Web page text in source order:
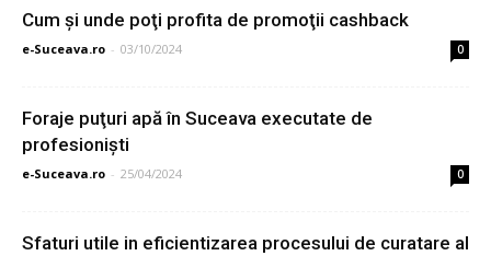
Cum și unde poţi profita de promoţii cashback
e-Suceava.ro - 03/10/2024 0
Foraje puţuri apă în Suceava executate de
profesionişti
e-Suceava.ro - 25/04/2024 0
Sfaturi utile in eficientizarea procesului de curatare al